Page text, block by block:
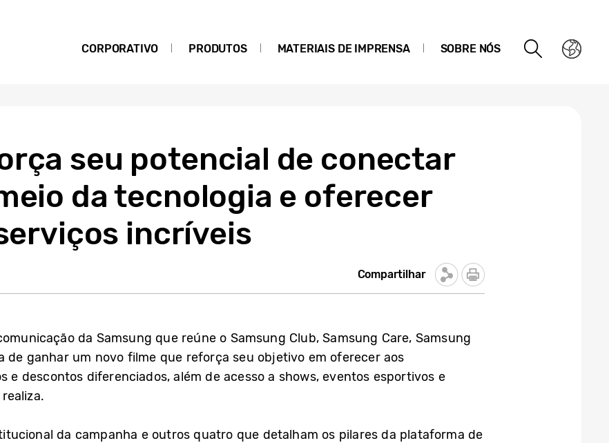
CORPORATIVO PRODUTOS MATERIAIS DE IMPRENSA SOBRE NÓS
seu potencial de conectar
da tecnologia e oferecer
incríveis
Compartilhar
da Samsung que reúne o Samsung Club, Samsung Care, Samsung
de ganhar um novo filme que reforça seu objetivo em oferecer aos
e descontos diferenciados, além de acesso a shows, eventos esportivos e
da campanha e outros quatro que detalham os pilares da plataforma de